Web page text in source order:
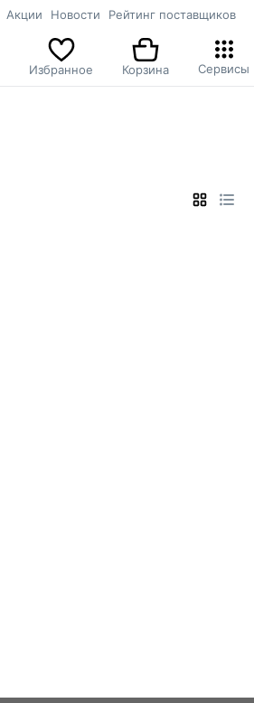
Акции Новости Рейтинг поставщиков
Избранное Корзина Сервисы